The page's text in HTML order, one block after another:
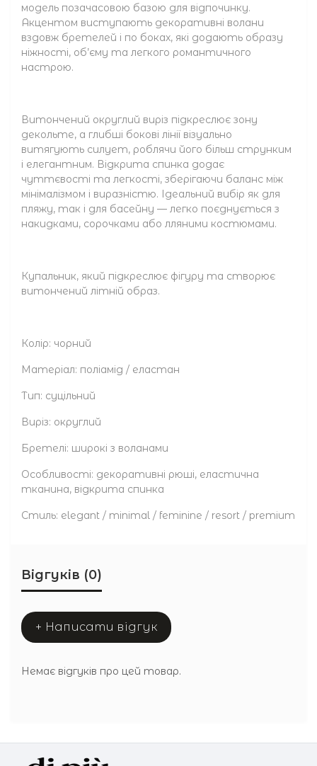
модель позачасовою базою для відпочинку.
Акцентом виступають декоративні волани
вздовж бретелей і по боках, які додають образу
ніжності, об’єму та легкого романтичного
настрою.
Витончений округлий виріз підкреслює зону
декольте, а глибші бокові лінії візуально
витягують силует, роблячи його більш струнким
і елегантним. Відкрита спинка додає
чуттєвості та легкості, зберігаючи баланс між
мінімалізмом і виразністю. Ідеальний вибір як для
пляжу, так і для басейну — легко поєднується з
накидками, сорочками або лляними костюмами.
Купальник, який підкреслює фігуру та створює
витончений літній образ.
Колір: чорний
Матеріал: поліамід / еластан
Тип: суцільний
Виріз: округлий
Бретелі: широкі з воланами
Особливості: декоративні рюші, еластична
тканина, відкрита спинка
Стиль: elegant / minimal / feminine / resort / premium
Відгуків (0)
+ Написати відгук
Немає відгуків про цей товар.